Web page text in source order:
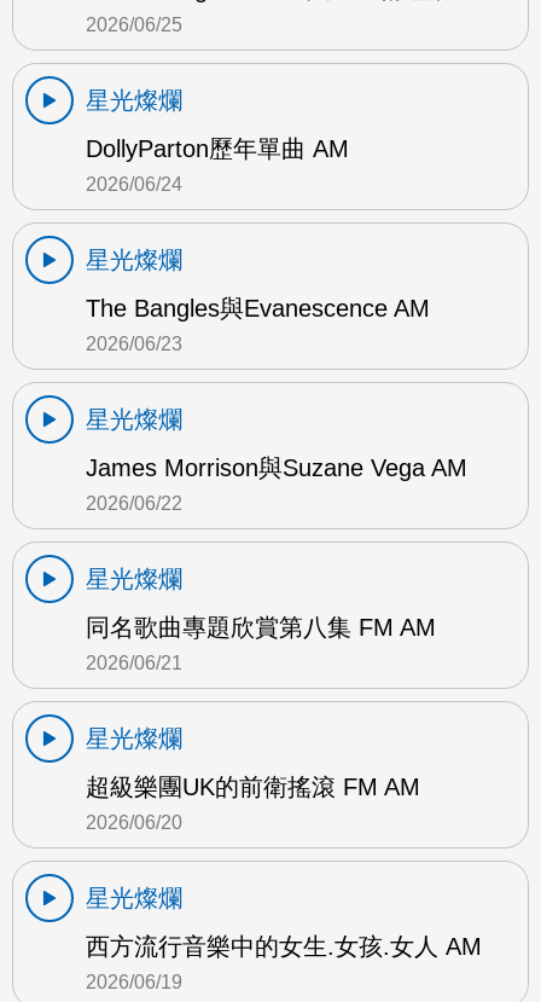
2026/06/25
星光燦爛
DollyParton歷年單曲 AM
2026/06/24
星光燦爛
The Bangles與Evanescence AM
2026/06/23
星光燦爛
James Morrison與Suzane Vega AM
2026/06/22
星光燦爛
同名歌曲專題欣賞第八集 FM AM
2026/06/21
星光燦爛
超級樂團UK的前衛搖滾 FM AM
2026/06/20
星光燦爛
西方流行音樂中的女生.女孩.女人 AM
2026/06/19